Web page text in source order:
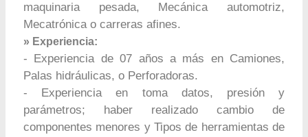
maquinaria pesada, Mecánica automotriz,
Mecatrónica o carreras afines.
» Experiencia:
- Experiencia de 07 años a más en Camiones,
Palas hidráulicas, o Perforadoras.
- Experiencia en toma datos, presión y
parámetros; haber realizado cambio de
componentes menores y Tipos de herramientas de